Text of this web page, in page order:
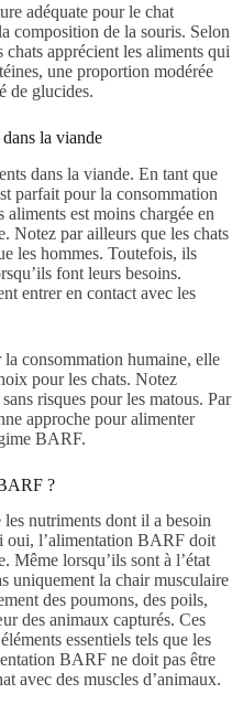
adéquate pour le chat
composition de la souris. Selon
apprécient les aliments qui
une proportion modérée
de glucides.
la viande
dans la viande. En tant que
parfait pour la consommation
est moins chargée en
Notez par ailleurs que les chats
les hommes. Toutefois, ils
font leurs besoins.
entrer en contact avec les
la consommation humaine, elle
pour les chats. Notez
risques pour les matous. Par
approche pour alimenter
BARF.
?
nutriments dont il a besoin
oui, l’alimentation BARF doit
Même lorsqu’ils sont à l’état
uniquement la chair musculaire
des poumons, des poils,
des animaux capturés. Ces
essentiels tels que les
BARF ne doit pas être
avec des muscles d’animaux.